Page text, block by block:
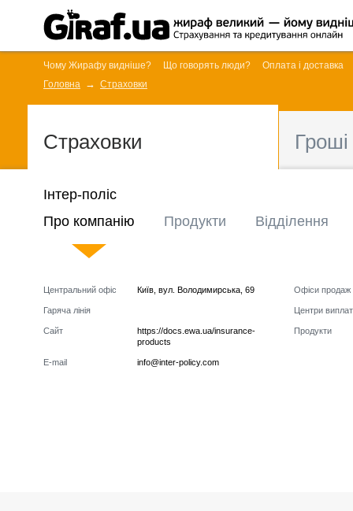
Чому Жирафу видніше? Що говорять люди?
Оплата і доставка
Головна
Страховки
Страховки Гроші
Інтер-поліс
Про компанію
Продукти Відділення
Центральний офіс Київ вул. Володимирська, 69
Гаряча лінія
Сайт
https://docs.ewa.ua/insurance-
products
E-mail info@inter-policy.com
Офіси продаж
Центри виплат
Продукти